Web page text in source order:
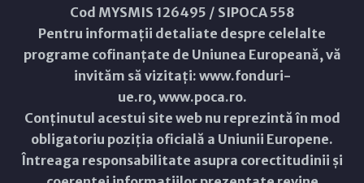
Cod MYSMIS 126495 / SIPOCA 558
Pentru informații detaliate despre celelalte
programe cofinanțate de Uniunea Europeană, vă
invităm să vizitați: www.fonduri-
ue.ro,www.poca.ro.
Conținutul acestui site web nu reprezintă în mod
obligatoriu poziția oficială a Uniunii Europene.
Întreaga responsabilitate asupra corectitudinii și